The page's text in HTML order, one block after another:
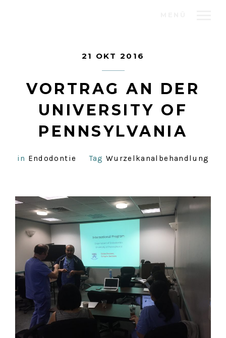
21 OKT 2016
VORTRAG AN DER
UNIVERSITY OF
PENNSYLVANIA
in Endodontie Tag Wurzelkanalbehandlung